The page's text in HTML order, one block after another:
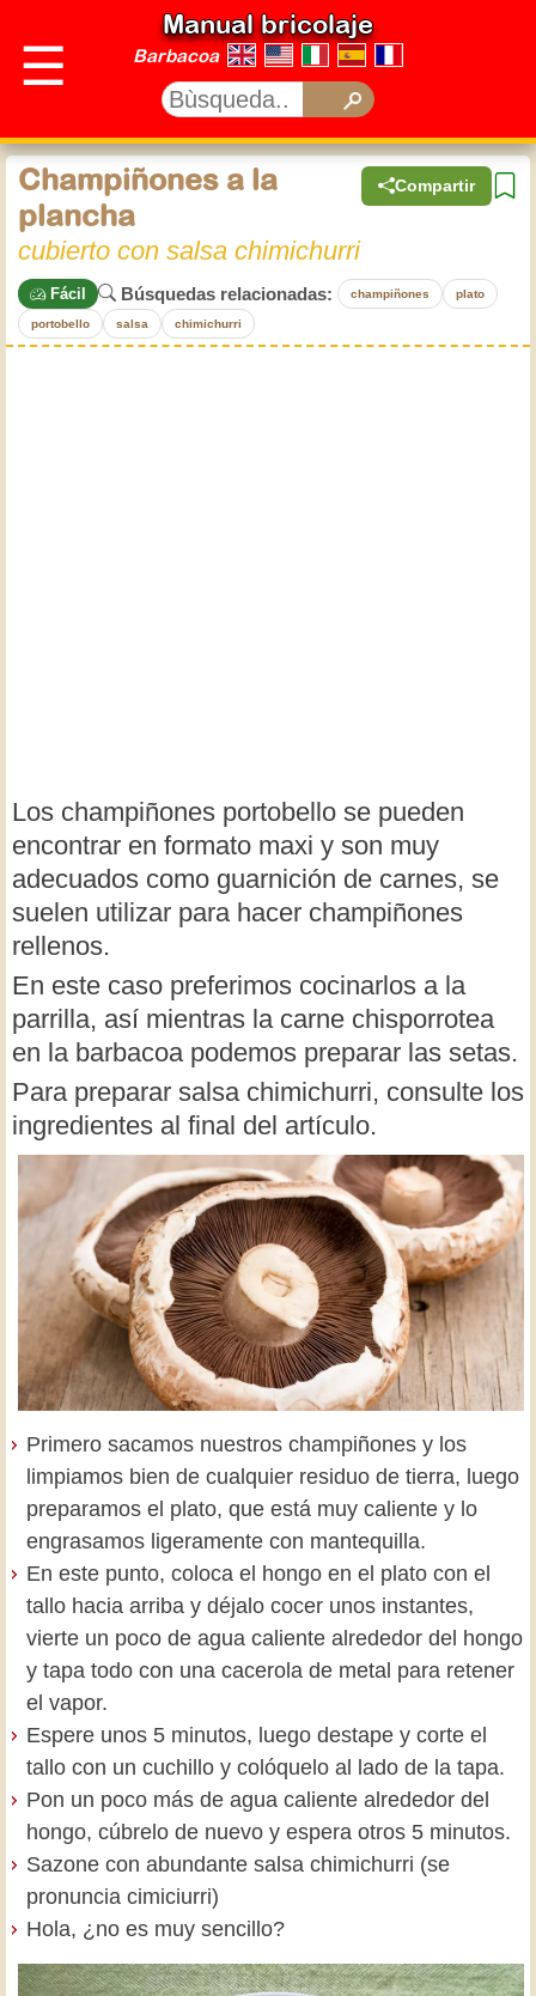
☰
Manual bricolaje
Barbacoa
Compartir
Champiñones a la
plancha
cubierto con salsa chimichurri
Fácil Búsquedas relacionadas: champiñones plato
portobello salsa chimichurri
Los champiñones portobello se pueden
encontrar en formato maxi y son muy
adecuados como guarnición de carnes, se
suelen utilizar para hacer champiñones
rellenos.
En este caso preferimos cocinarlos a la
parrilla, así mientras la carne chisporrotea
en la barbacoa podemos preparar las setas.
Para preparar salsa chimichurri, consulte los
ingredientes al final del artículo.
Primero sacamos nuestros champiñones y los
limpiamos bien de cualquier residuo de tierra, luego
preparamos el plato, que está muy caliente y lo
engrasamos ligeramente con mantequilla.
En este punto, coloca el hongo en el plato con el
tallo hacia arriba y déjalo cocer unos instantes,
vierte un poco de agua caliente alrededor del hongo
y tapa todo con una cacerola de metal para retener
el vapor.
Espere unos 5 minutos, luego destape y corte el
tallo con un cuchillo y colóquelo al lado de la tapa.
Pon un poco más de agua caliente alrededor del
hongo, cúbrelo de nuevo y espera otros 5 minutos.
Sazone con abundante salsa chimichurri (se
pronuncia cimiciurri)
Hola, ¿no es muy sencillo?